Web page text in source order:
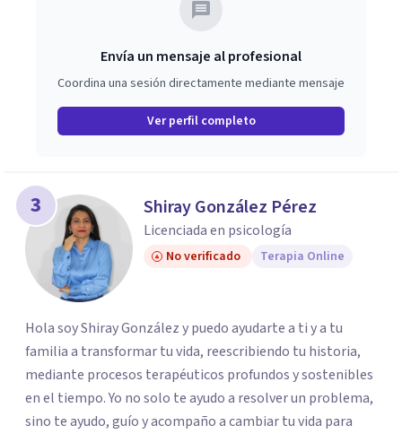
Envía un mensaje al profesional
Coordina una sesión directamente mediante mensaje
Ver perfil completo
3 Shiray González Pérez
Licenciada en psicología
No verificado Terapia Online
Hola soy Shiray González y puedo ayudarte a ti y a tu
familia a transformar tu vida, reescribiendo tu historia,
mediante procesos terapéuticos profundos y sostenibles
en el tiempo. Yo no solo te ayudo a resolver un problema,
sino te ayudo, guío y acompaño a cambiar tu vida para